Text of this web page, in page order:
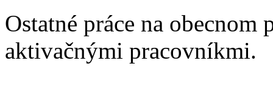
Ostatné práce na
aktivačnými pracovníkmi.